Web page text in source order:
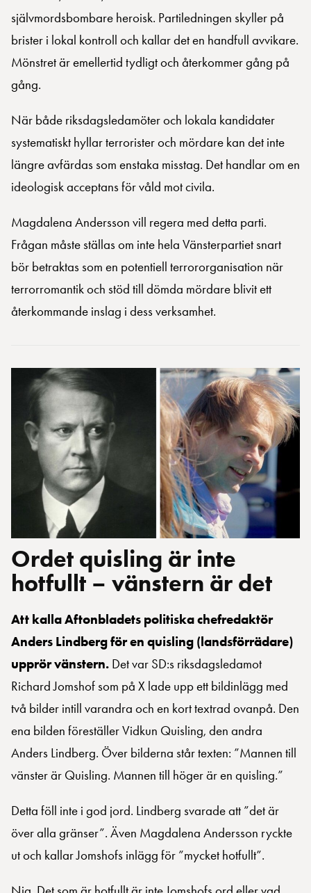
självmordsbombare heroisk. Partiledningen skyller på
brister i lokal kontroll och kallar det en handfull avvikare.
Mönstret är emellertid tydligt och återkommer gång på
gång.
När både riksdagsledamöter och lokala kandidater
systematiskt hyllar terrorister och mördare kan det inte
längre avfärdas som enstaka misstag. Det handlar om en
ideologisk acceptans för våld mot civila.
Magdalena Andersson vill regera med detta parti.
Frågan måste ställas om inte hela Vänsterpartiet snart
bör betraktas som en potentiell terrororganisation när
terrorromantik och stöd till dömda mördare blivit ett
återkommande inslag i dess verksamhet.
Ordet quisling är inte
hotfullt – vänstern är det
Att kalla Aftonbladets politiska chefredaktör
Anders Lindberg för en quisling (landsförrädare)
upprör vänstern. Det var SD:s riksdagsledamot
Richard Jomshof som på X lade upp ett bildinlägg med
två bilder intill varandra och en kort textrad ovanpå. Den
ena bilden föreställer Vidkun Quisling, den andra
Anders Lindberg. Över bilderna står texten: ”Mannen till
vänster är Quisling. Mannen till höger är en quisling.”
Detta föll inte i god jord. Lindberg svarade att ”det är
över alla gränser”. Även Magdalena Andersson ryckte
ut och kallar Jomshofs inlägg för ”mycket hotfullt”.